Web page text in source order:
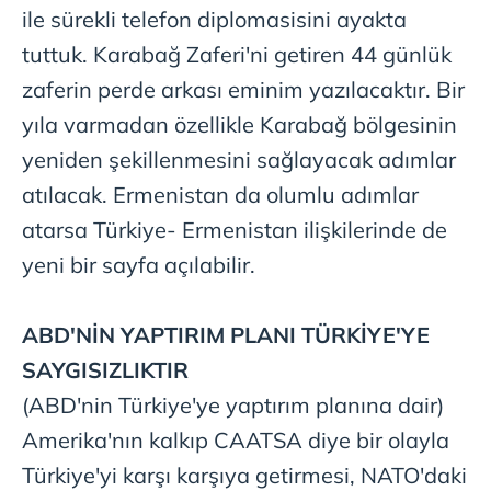
ile sürekli telefon diplomasisini ayakta
tuttuk. Karabağ Zaferi'ni getiren 44 günlük
zaferin perde arkası eminim yazılacaktır. Bir
yıla varmadan özellikle Karabağ bölgesinin
yeniden şekillenmesini sağlayacak adımlar
atılacak. Ermenistan da olumlu adımlar
atarsa Türkiye- Ermenistan ilişkilerinde de
yeni bir sayfa açılabilir.
ABD'NİNYAPTIRIM PLANI TÜRKİYE'YE
SAYGISIZLIKTIR
(ABD'nin Türkiye'ye yaptırım planına dair)
Amerika'nın kalkıp CAATSA diye bir olayla
Türkiye'yi karşı karşıya getirmesi, NATO'daki